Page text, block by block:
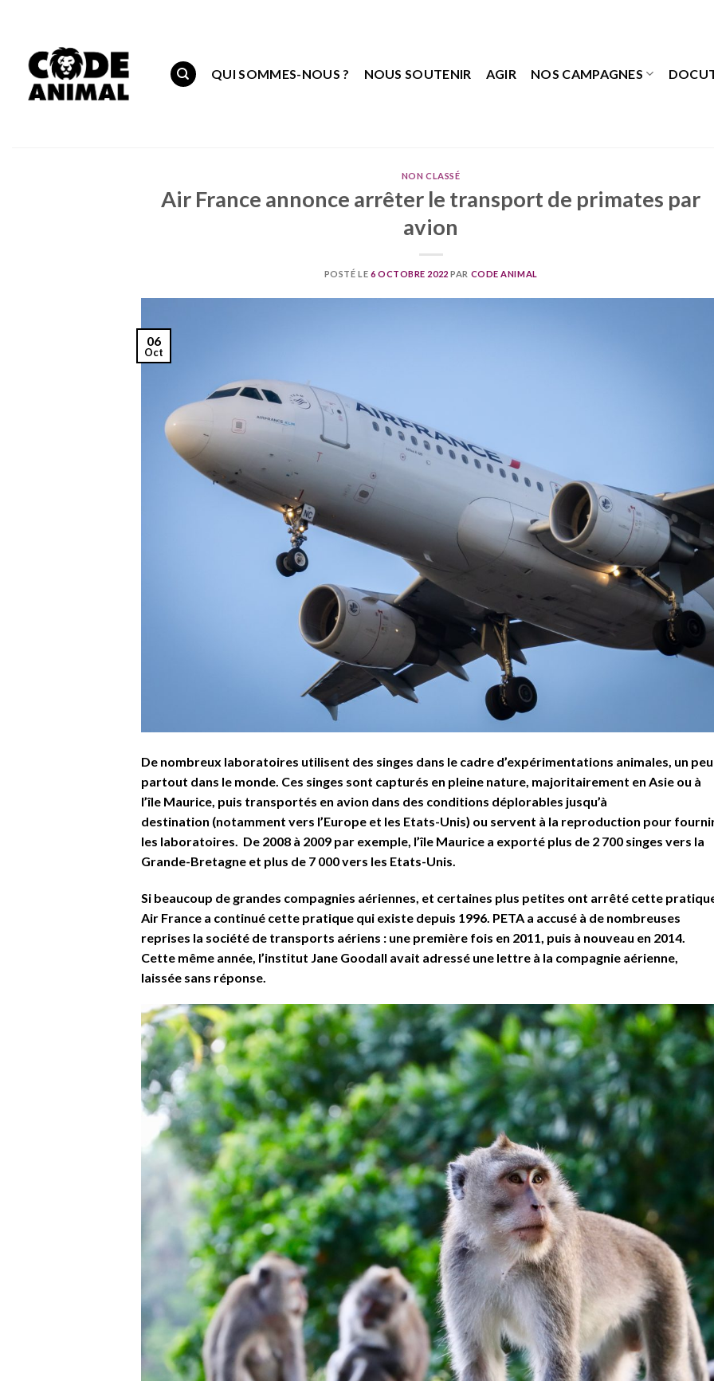
content
QUI SOMMES-NOUS ?
NOUS SOUTENIR AGIR NOS CAMPAGNES
NON CLASSÉ
Air France annonce arrêter le transport de primates par
avion
POSTÉ LE 6 OCTOBRE 2022 PAR CODE ANIMAL
06
Oct
De nombreux laboratoires utilisent des singes dans le cadre d’expérimentations animales, un peu
partout dans le monde. Ces singes sont capturés en pleine nature, majoritairement en Asie ou à
l’île Maurice, puis transportés en avion dans des conditions déplorables jusqu’à
destination (notamment vers l’Europe et les Etats-Unis) ou servent à la reproduction pour
les laboratoires. De 2008 à 2009 par exemple, l’île Maurice a exporté plus de 2 700 singes vers la
Grande-Bretagne et plus de 7 000 vers les Etats-Unis.
Si beaucoup de grandes compagnies aériennes, et certaines plus petites ont arrêté cette
Air France a continué cette pratique qui existe depuis 1996. PETA a accusé à de nombreuses
reprises la société de transports aériens : une première fois en 2011, puis à nouveau en 2014.
Cette même année, l’institut Jane Goodall avait adressé une lettre à la compagnie aérienne,
laissée sans réponse.